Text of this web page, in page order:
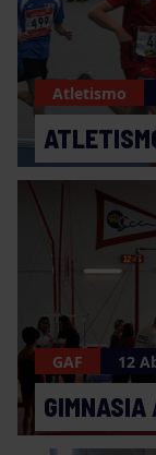
Atletismo
GAF 12